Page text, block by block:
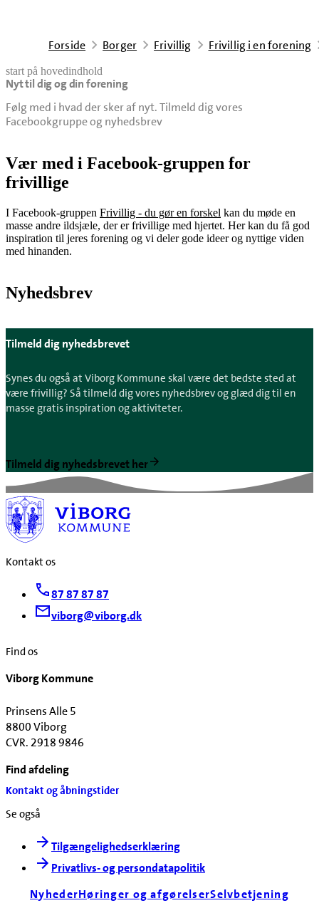
Forside Borger Frivillig Frivillig i en forening
start på hovedindhold
Nyt til dig og din forening
Følg med i hvad der sker af nyt. Tilmeld dig vores
Facebookgruppe og nyhedsbrev
senest opdateret 8. juli 2026
Vær med i Facebook-gruppen for
frivillige
I Facebook-gruppen Frivillig - du gør en forskel kan du møde en
masse andre ildsjæle, der er frivillige med hjertet. Her kan du få god
inspiration til jeres forening og vi deler gode ideer og nyttige viden
med hinanden.
Nyhedsbrev
Tilmeld dig nyhedsbrevet
Synes du også at Viborg Kommune skal være det bedste sted at
være frivillig? Så tilmeld dig vores nyhedsbrev og glæd dig til en
masse gratis inspiration og aktiviteter.
Tilmeld dig nyhedsbrevet her
Kontakt os
87 87 87 87
viborg@viborg.dk
Find os
Viborg Kommune
Prinsens Alle 5
8800 Viborg
CVR. 2918 9846
Find afdeling
Kontakt og åbningstider
Se også
Tilgængelighedserklæring
Privatlivs- og persondatapolitik
NyhederHøringer og afgørelserSelvbetjening